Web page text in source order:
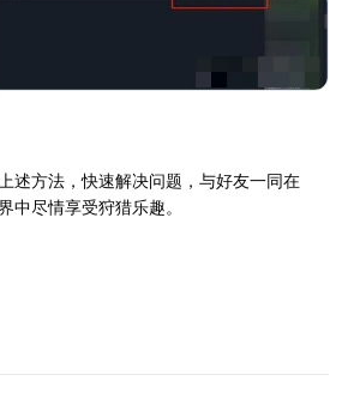
述方法，快速解决问题，与好友一同在
中尽情享受狩猎乐趣。